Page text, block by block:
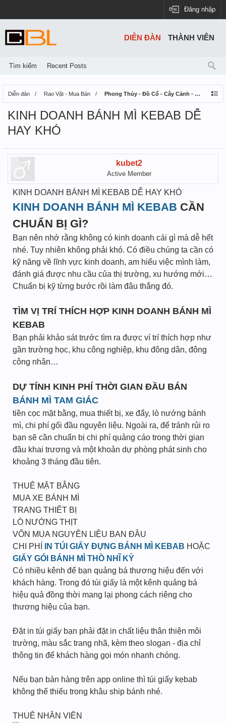
Đăng nhập
Diễn đàn Rao Vặt - Mua Bán Phong Thủy - Đồ Cổ - Cây Cảnh - Thú Nuôi
KINH DOANH BÁNH MÌ KEBAB DỄ
HAY KHÓ
kubet2
Active Member
KINH DOANH BÁNH MÌ KEBAB DỄ HAY KHÓ
KINH DOANH BÁNH MÌ KEBAB CẦN
CHUẨN BỊ GÌ?
Bạn nên nhớ rằng không có kinh doanh cái gì mà dễ hết
nhé. Tuy nhiên không phải khó. Có điều chúng ta cần có
kỹ năng về lĩnh vực kinh doanh, am hiểu việc mình làm,
đánh giá được nhu cầu của thị trường, xu hướng mới…
Chuẩn bị kỹ từng bước rồi làm đâu thắng đó.
TÌM VỊ TRÍ THÍCH HỢP KINH DOANH BÁNH MÌ
KEBAB
Bạn phải khảo sát trước tìm ra được ví trí thích hợp như
gần trường học, khu công nghiệp, khu đông dân, đông
công nhân…
DỰ TÍNH KINH PHÍ THỜI GIAN ĐẦU BÁN
BÁNH MÌ TAM GIÁC
tiền cọc mặt bằng, mua thiết bị, xe đẩy, lò nướng bánh
mì, chi phí gối đầu nguyên liệu. Ngoài ra, để tránh rủi ro
bạn sẽ cần chuẩn bị chi phí quảng cáo trong thời gian
đầu khai trương và một khoản dự phòng phát sinh cho
khoảng 3 tháng đầu tiên.
THUÊ MẶT BẰNG
MUA XE BÁNH MÌ
TRANG THIẾT BỊ
LÒ NƯỚNG THỊT
VỐN MUA NGUYÊN LIỆU BAN ĐẦU
CHI PHÍ
IN TÚI GIẤY ĐỰNG BÁNH MÌ KEBAB HOẶC
GIẤY GÓI BÁNH MÌ THỒ NHĨ KỲ
Có nhiều kênh để bạn quảng bá thương hiệu đến với
khách hàng. Trong đó túi giấy là một kênh quảng bá
hiệu quả đồng thời mang lại phong cách riêng cho
thương hiệu của bạn.
Đặt in túi giấy bạn phải đặt in chất liệu thân thiện môi
trường, màu sắc trang nhã, kèm theo slogan - địa chỉ
thông tin để khách hàng gọi món nhanh chóng.
Nếu bạn bán hàng trên app online thì túi giấy kebab
không thể thiếu trong khâu ship bánh nhé.
THUÊ NHÂN VIÊN
DIỄN ĐÀN
Tìm kiếm Recent Posts
THÀNH VIÊN